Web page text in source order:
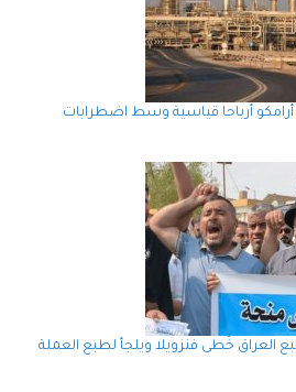
أرامكو أرباحا قياسية وسط اضطرابات
العراق خُطى فنزويلا ويلجأ لطبع العملة